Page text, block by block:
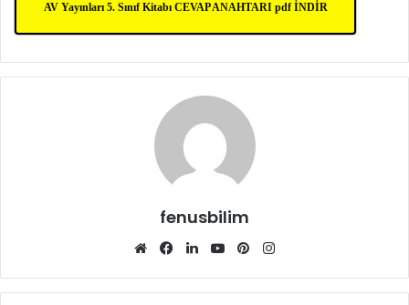
AV Yayınları 5. Sınıf Kitabı CEVAP ANAHTARI pdf İNDİR
fenusbilim
Web
Facebook
LinkedInYouTubePinterest